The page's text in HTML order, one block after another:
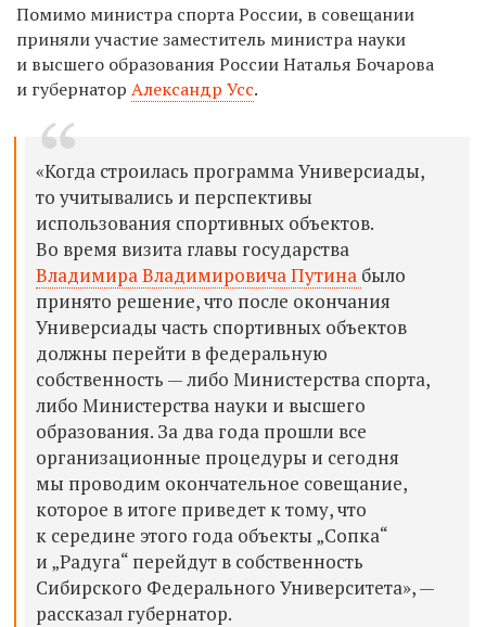
Помимо министра спорта России, в совещании
приняли участиезаместитель министра науки
и высшего образования России Наталья Бочарова
и губернатор Александр Усс.
«Когда строилась программа Универсиады,
то учитывались и перспективы
использования спортивных объектов.
Во время визита главы государства
Владимира Владимировича Путина было
принято решение, что после окончания
Универсиады часть спортивных объектов
должны перейти в федеральную
собственность — либо Министерства спорта,
либо Министерства науки и высшего
образования. За два года прошли все
организационные процедуры и сегодня
мы проводим окончательное совещание,
которое в итоге приведет к тому, что
к середине этого года объекты „Сопка“
и „Радуга“ перейдут в собственность
Сибирского Федерального Университета», —
рассказал губернатор.